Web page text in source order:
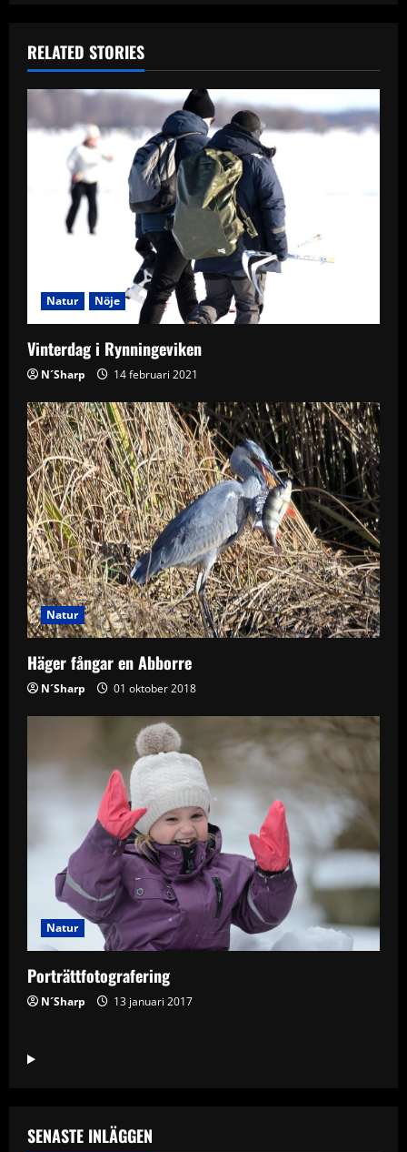
a
v
i
o
n
RELATED STORIES
Natur Nöje
Vinterdag i Rynningeviken
N´Sharp 14 februari 2021
Natur
Häger fångar en Abborre
N´Sharp 01 oktober 2018
Natur
Porträttfotografering
N´Sharp 13 januari 2017
SENASTE INLÄGGEN